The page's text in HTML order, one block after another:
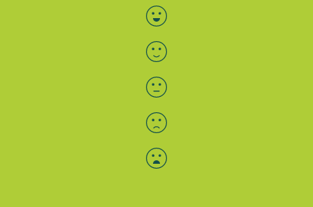
Bewertung auswählen